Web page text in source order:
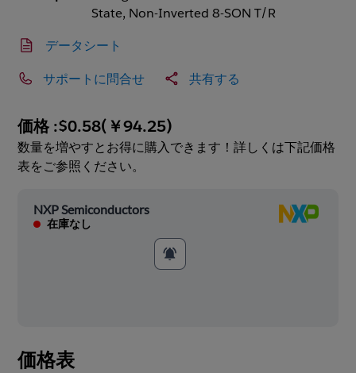
State, Non-Inverted 8-SON T/R
データシート
サポートに問合せ 共有する
価格 :$0.58(￥94.25)
数量を増やすとお得に購入できます！詳しくは下記価格
表をご参照ください。
NXP Semiconductors
在庫なし
価格表